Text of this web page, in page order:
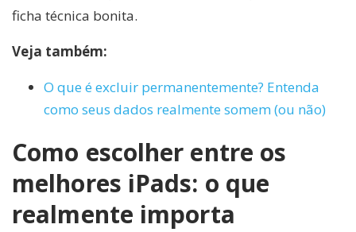
ficha técnica bonita.
Veja também:
O que é excluir permanentemente? Entenda
como seus dados realmente somem (ou não)
Como escolher entre os
melhores iPads: o que
realmente importa